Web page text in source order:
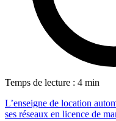
Temps de lecture : 4 min
L’enseigne de location
ses réseaux en licence de